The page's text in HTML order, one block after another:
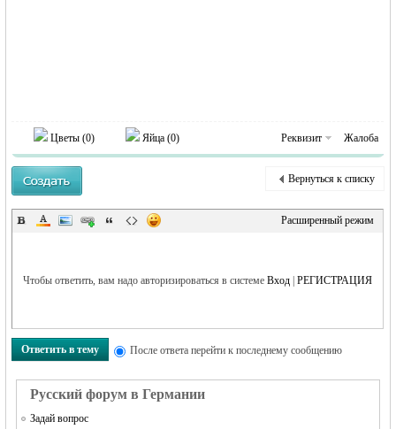
Цветы (0) Яйца (0) Реквизит Жалоба
Вернуться к списку
Расширенный режим
Чтобы ответить, вам надо авторизироваться в системеВход |РЕГИСТРАЦИЯ
Ответить в тему После ответа перейти к последнему сообщению
Русский форум в Германии
Задай вопрос